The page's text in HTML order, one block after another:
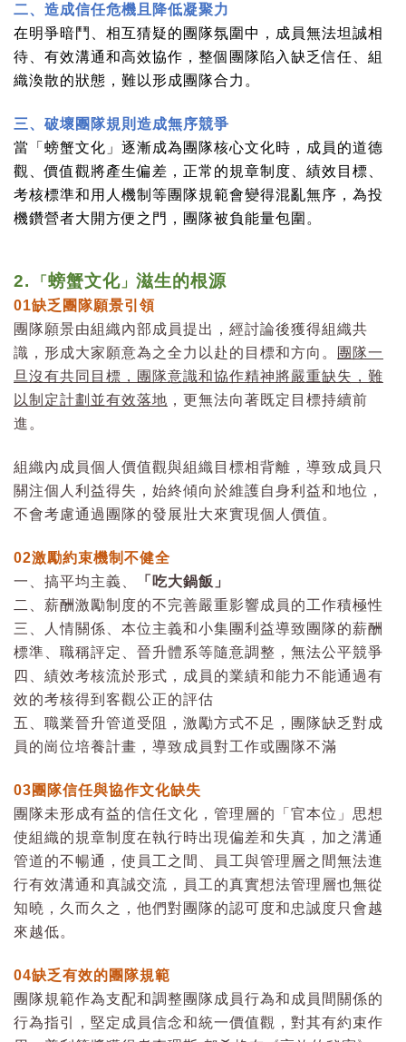
二、造成信任危機且降低凝聚力
在明爭暗鬥、相互猜疑的團隊氛圍中，成員無法坦誠相
待、有效溝通和高效協作，整個團隊陷入缺乏信任、組
織渙散的狀態，難以形成團隊合力。
三、破壞團隊規則造成無序競爭
當「螃蟹文化」逐漸成為團隊核心文化時，成員的道德
觀、價值觀將產生偏差，正常的規章制度、績效目標、
考核標準和用人機制等團隊規範會變得混亂無序，為投
機鑽營者大開方便之門，團隊被負能量包圍。
2. 「螃蟹文化 」滋生的根源
01缺乏團隊願景引領
團隊願景由組織內部成員提出，經討論後獲得組織共
識，形成大家願意為之全力以赴的目標和方向。
團隊一
旦沒有共同目標，團隊意識和協作精神將嚴重缺失，難
以制定計劃並有效落地 ，更無法向著既定目標持續前
進。
組織內成員個人價值觀與組織目標相背離，導致成員只
關注個人利益得失，始終傾向於維護自身利益和地位，
不會考慮通過團隊的發展壯大來實現個人價值。
02激勵約束機制不健全
一、搞平均主義、
「吃大鍋飯」
二、薪酬激勵制度的不完善嚴重影響成員的工作積極性
三、人情關係、本位主義和小集團利益導致團隊的薪酬
標準、職稱評定、晉升體系等隨意調整，無法公平競爭
四、績效考核流於形式，成員的業績和能力不能通過有
效的考核得到客觀公正的評估
五、職業晉升管道受阻，激勵方式不足，團隊缺乏對成
員的崗位培養計畫，導致成員對工作或團隊不滿
03團隊信任與協作文化缺失
團隊未形成有益的信任文化，管理層的「官本位」思想
使組織的規章制度在執行時出現偏差和失真，加之溝通
管道的不暢通，使員工之間、員工與管理層之間無法進
行有效溝通和真誠交流，員工的真實想法管理層也無從
知曉，久而久之，他們對團隊的認可度和忠誠度只會越
來越低。
04缺乏有效的團隊規範
團隊規範作為支配和調整團隊成員行為和成員間關係的
行為指引，堅定成員信念和統一價值觀，對其有約束作